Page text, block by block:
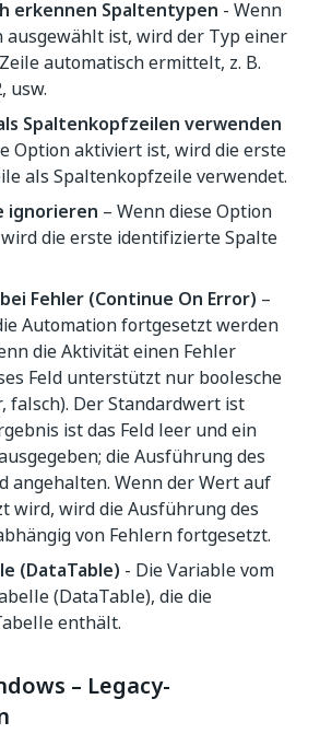
erkennen Spaltentypen - Wenn
ausgewählt ist, wird der Typ einer
automatisch ermittelt, z. B.
usw.
Spaltenkopfzeilen verwenden
Option aktiviert ist, wird die erste
als Spaltenkopfzeile verwendet.
ignorieren – Wenn diese Option
die erste identifizierte Spalte
Fehler (Continue On Error) –
Automation fortgesetzt werden
die Aktivität einen Fehler
Feld unterstützt nur boolesche
falsch). Der Standardwert ist
ist das Feld leer und ein
die Ausführung des
angehalten. Wenn der Wert auf
wird, wird die Ausführung des
von Fehlern fortgesetzt.
(DataTable) - Die Variable vom
(DataTable), die die
enthält.
– Legacy-